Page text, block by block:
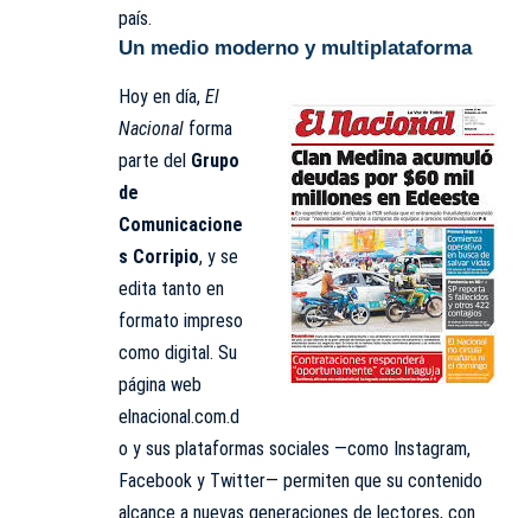
país.
Un medio moderno y multiplataforma
Hoy en día, El
Nacional forma
parte del Grupo
de
Comunicacione
s Corripio, y se
edita tanto en
formato impreso
como digital. Su
página web
elnacional.com.d
o y sus plataformas sociales —como Instagram,
Facebook y Twitter— permiten que su contenido
alcance a nuevas generaciones de lectores, con